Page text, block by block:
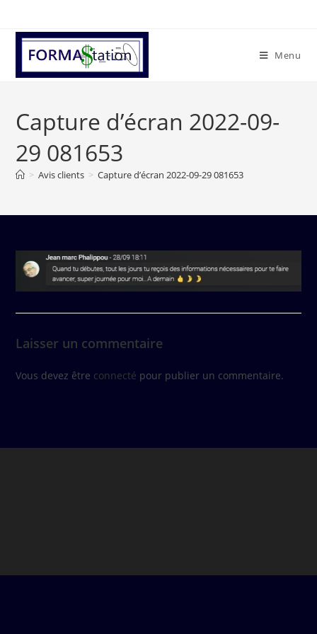
Menu
Capture d’écran 2022-09-
29 081653
> Avis clients > Capture d’écran 2022-09-29 081653
Laisser un commentaire
Vous devez être connecté pour publier un commentaire.